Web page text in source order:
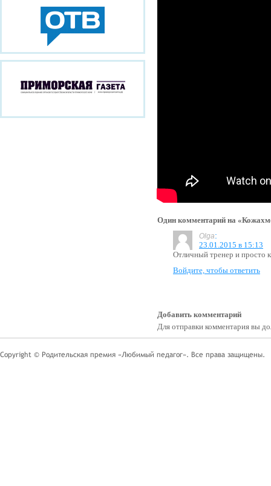
Один комментарий на
Olga:
23.01.2015 в 15:13
Отличный тренер и просто
Войдите, чтобы ответить
Добавить комментарий
Для отправки комментария вы
Copyright © Родительская премия «Любимый педагог». Все права защищены.